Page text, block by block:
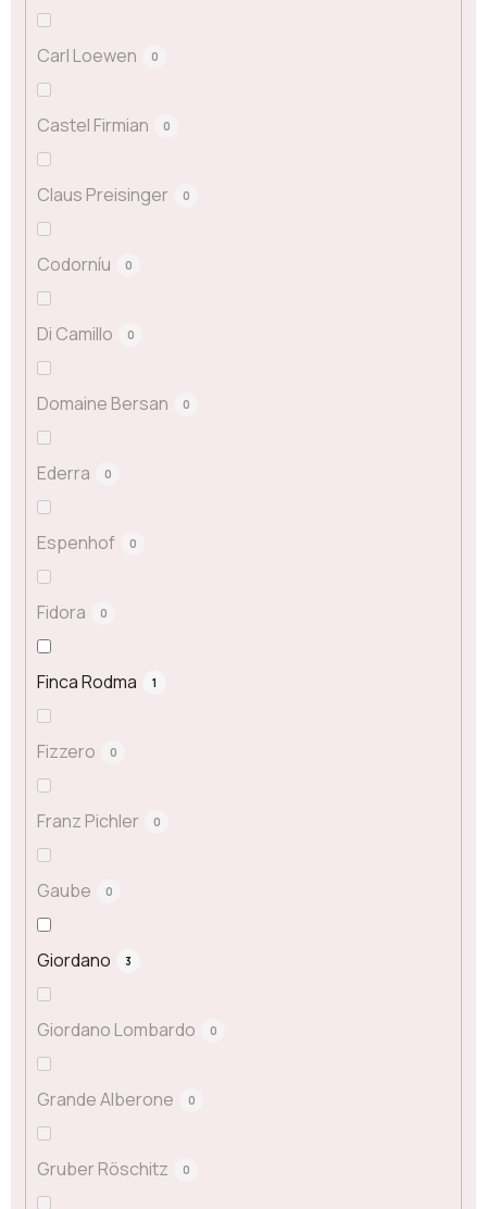
Carl Loewen 0
Castel Firmian 0
Claus Preisinger 0
Codorníu 0
Di Camillo 0
Domaine Bersan 0
Ederra 0
Espenhof 0
Fidora 0
Finca Rodma 1
Fizzero 0
Franz Pichler 0
Gaube 0
Giordano 3
Giordano Lombardo 0
Grande Alberone 0
Gruber Röschitz 0